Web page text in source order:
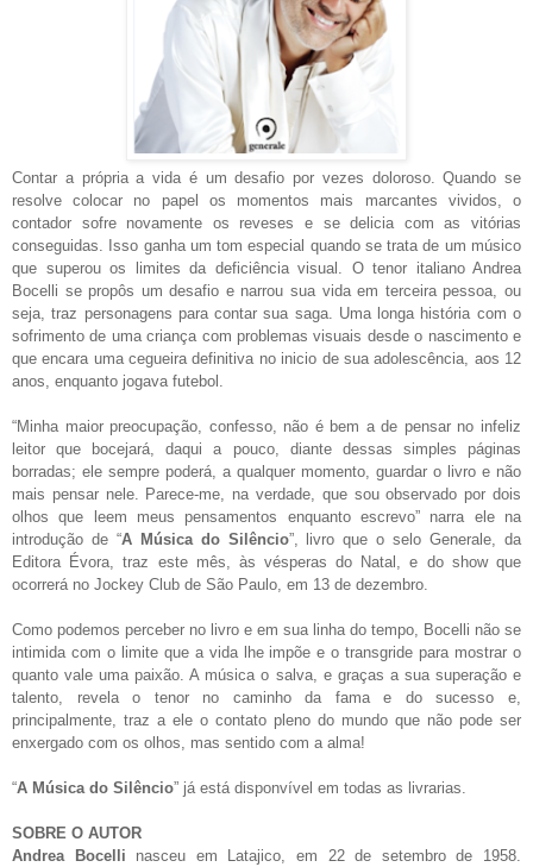
Contar a própria a vida é um desafio por vezes doloroso. Quando se
resolve colocar no papel os momentos mais marcantes vividos, o
contador sofre novamente os reveses e se delicia com as vitórias
conseguidas. Isso ganha um tom especial quando se trata de um músico
que superou os limites da deficiência visual. O tenor italiano Andrea
Bocelli se propôs um desafio e narrou sua vida em terceira pessoa, ou
seja, traz personagens para contar sua saga. Uma longa história com o
sofrimento de uma criança com problemas visuais desde o nascimento e
que encara uma cegueira definitiva no inicio de sua adolescência, aos 12
anos, enquanto jogava futebol.
“Minha maior preocupação, confesso, não é bem a de pensar no infeliz
leitor que bocejará, daqui a pouco, diante dessas simples páginas
borradas; ele sempre poderá, a qualquer momento, guardar o livro e não
mais pensar nele. Parece-me, na verdade, que sou observado por dois
olhos que leem meus pensamentos enquanto escrevo” narra ele na
introdução de “A Música do Silêncio”, livro que o selo Generale, da
Editora Évora, traz este mês, às vésperas do Natal, e do show que
ocorrerá no Jockey Club de São Paulo, em 13 de dezembro.
Como podemos perceber no livro e em sua linha do tempo, Bocelli não se
intimida com o limite que a vida lhe impõe e o transgride para mostrar o
quanto vale uma paixão. A música o salva, e graças a sua superação e
talento, revela o tenor no caminho da fama e do sucesso e,
principalmente, traz a ele o contato pleno do mundo que não pode ser
enxergado com os olhos, mas sentido com a alma!
“A Música do Silêncio” já está disponvível em todas as livrarias.
SOBRE O AUTOR
Andrea Bocelli nasceu em Latajico, em 22 de setembro de 1958.